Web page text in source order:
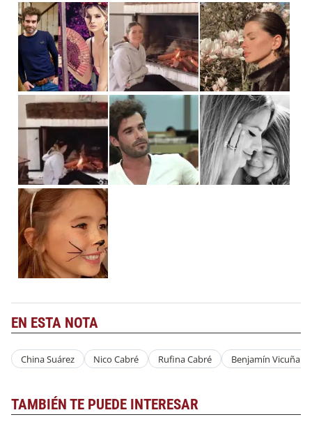
EN ESTA NOTA
China Suárez Nico Cabré Rufina Cabré Benjamín Vicuña
TAMBIÉN TE PUEDE INTERESAR